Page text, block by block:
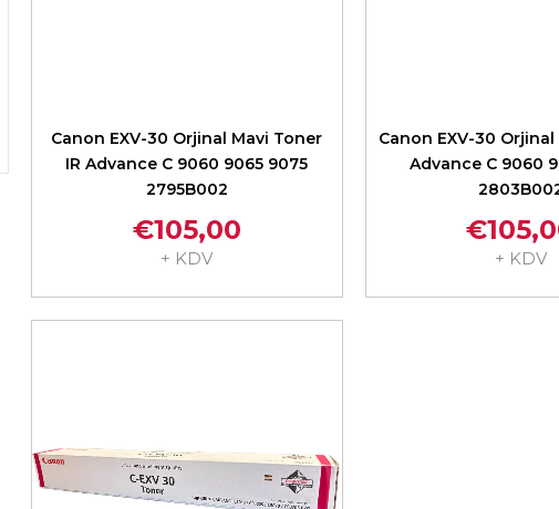
Canon EXV-30 Orjinal Mavi Toner
IR Advance C 9060 9065 9075
2795B002
€105,00
+ KDV
Canon EXV-30 Orjinal
Advance C 9060
+ KDV